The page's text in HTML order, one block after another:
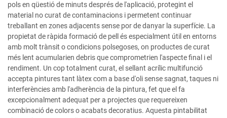
pols en qüestió de minuts després de l'aplicació, protegint el
material no curat de contaminacions i permetent continuar
treballant en zones adjacents sense por de danyar la superfície. La
propietat de ràpida formació de pell és especialment útil en entorns
amb molt trànsit o condicions polsegoses, on productes de curat
més lent acumularien debris que comprometrien l'aspecte final i el
rendiment. Un cop totalment curat, el sellant acrílic multifunció
accepta pintures tant làtex com a base d'oli sense sagnat, taques ni
interferències amb l'adherència de la pintura, fet que el fa
excepcionalment adequat per a projectes que requereixen
combinació de colors o acabats decoratius. Aquesta pintabilitat